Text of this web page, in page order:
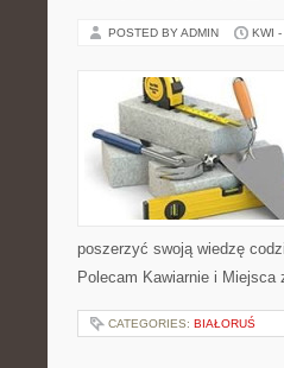
POSTED BY ADMIN KWI
poszerzyć swoją wiedzę
Polecam Kawiarnie i
CATEGORIES: BIAŁORUŚ